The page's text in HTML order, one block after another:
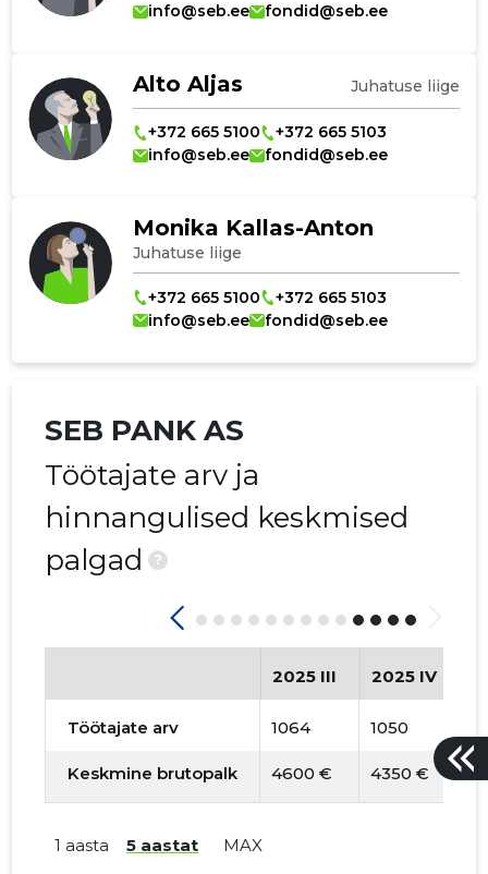
info@seb.ee
fondid@seb.ee
Alto Aljas Juhatuse liige
+372 665 5100
+372 665 5103
info@seb.ee
fondid@seb.ee
Monika Kallas-Anton
Juhatuse liige
+372 665 5100
+372 665 5103
info@seb.ee
fondid@seb.ee
SEB PANK AS
Töötajate arv ja
hinnangulised keskmised
palgad
?
2025 III 2025 IV
Töötajate arv 1064 1050
Keskmine brutopalk 4600 € 4350 €
1 aasta 5 aastat MAX